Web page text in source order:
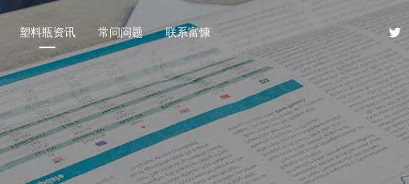
坚果塑料瓶
方形系列坚果塑料瓶
圆形系列坚果塑料瓶
异形系列坚果塑料瓶
调味品 盐塑料瓶
盐包装系列塑
研磨盖系列调
圆形系列调味品
塑料瓶资讯 常问问题 联系富慷